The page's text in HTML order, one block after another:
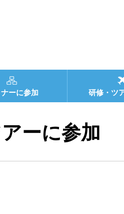
ーに参加 研修・ツ
ーに参加